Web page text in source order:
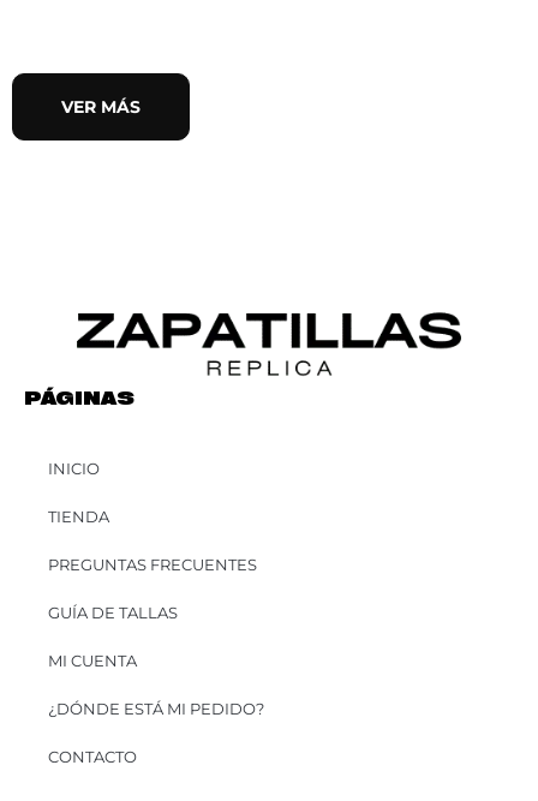
VER MÁS
PÁGINAS
INICIO
TIENDA
PREGUNTAS FRECUENTES
GUÍA DE TALLAS
MI CUENTA
¿DÓNDE ESTÁ MI PEDIDO?
CONTACTO